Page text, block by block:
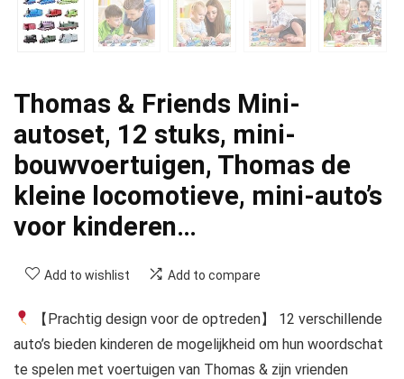
Thomas & Friends Mini-
autoset, 12 stuks, mini-
bouwvoertuigen, Thomas de
kleine locomotieve, mini-auto’s
voor kinderen…
Add to wishlist Add to compare
【Prachtig design voor de optreden】 12 verschillende
auto’s bieden kinderen de mogelijkheid om hun woordschat
te spelen met voertuigen van Thomas & zijn vrienden